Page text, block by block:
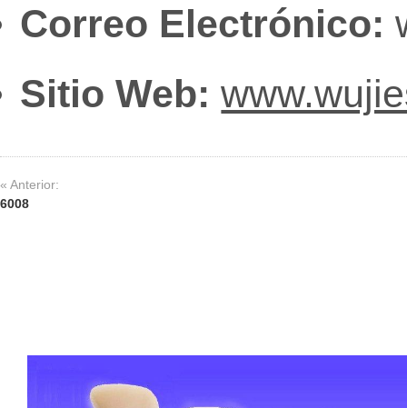
Correo Electrónico:
Sitio Web:
« Anterior:
6008